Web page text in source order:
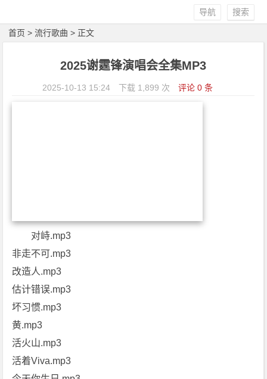
搜索
导航
首页 >流行歌曲 > 正文
2025谢霆锋演唱会全集MP3
2025-10-13 15:24 下载 1,899 次 评论 0 条
对峙.mp3
非走不可.mp3
改造人.mp3
估计错误.mp3
坏习惯.mp3
黄.mp3
活火山.mp3
活着Viva.mp3